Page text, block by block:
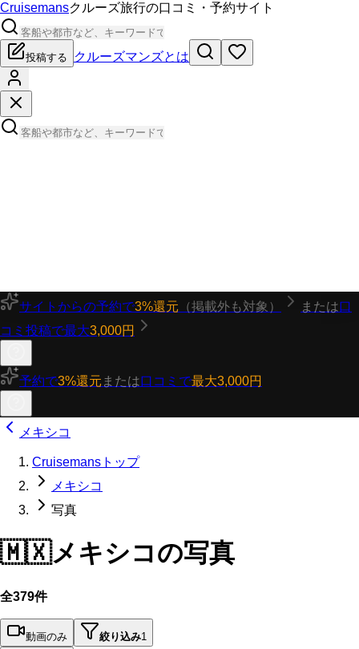
Cruisemansクルーズ旅行の口コミ・予約サイト
投稿する クルーズマンズとは
サイトからの予約で3%還元 （掲載外も対象） または口
コミ投稿で最大3,000円
予約で3%還元 または口コミで最大3,000円
メキシコ
Cruisemansトップ
メキシコ
写真
🇲🇽メキシコの写真
全379件
動画のみ 絞り込み1